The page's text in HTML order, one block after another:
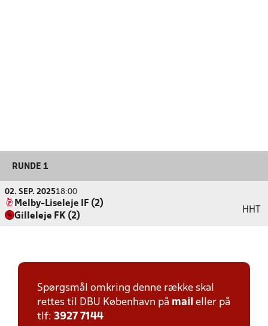
RUNDE 1
02. SEP. 202518:00
Melby-Liseleje IF (2)
Gilleleje FK (2)
HHT
Spørgsmål omkring denne række skal
rettes til DBU København på mail eller på
tlf: 3927 7144